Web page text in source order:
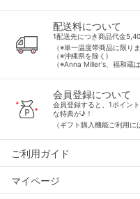
配送料について
1配送先につき商品代金
（※単一温度帯商品に限りま
（※沖縄県を除く)
（※Anna Miller's、福和蔵は
会員登録について
会員登録すると、1ポイン
な特典が♪！
（ギフト購入機能ご利用に
ご利用ガイド
マイページ